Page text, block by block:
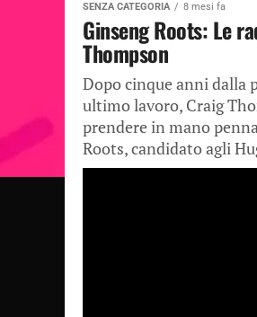
SENZA CATEGORIA 8 mesi fa
Ginseng Roots: Le
Thompson
Dopo cinque anni dalla
ultimo lavoro, Craig
prendere in mano
Roots, candidato agli